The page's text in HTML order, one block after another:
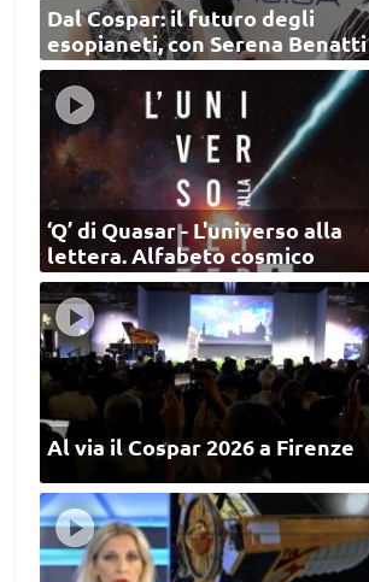
Dal Cospar: il futuro degli
esopianeti, con Serena Benatti
‘Q’ di Quasar - L'universo alla
lettera. Alfabeto cosmico
Al via il Cospar 2026 a Firenze